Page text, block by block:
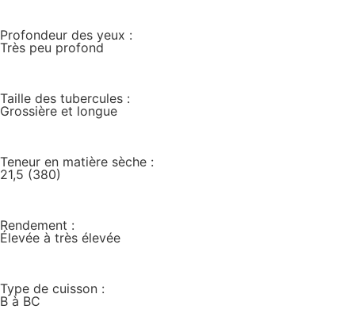
Profondeur des yeux :
Très peu profond
Taille des tubercules :
Grossière et longue
Teneur en matière sèche :
21,5 (380)
Rendement :
Élevée à très élevée
Type de cuisson :
B à BC